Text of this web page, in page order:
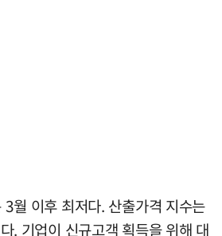
월 이후 최저다. 산출가격 지수는
. 기업이 신규고객 획득을 위해 대